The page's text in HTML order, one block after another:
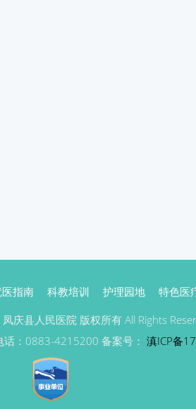
指南 科教培训 护理园地 特色医
庆县人民医院 版权所有 All Rights
：0883-4215200 备案号： 滇ICP备